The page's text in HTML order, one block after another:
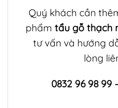
Quý khách cần
phẩm tẩu gỗ thạch
tư vấn và hướng
lòng
0832 96 98 99